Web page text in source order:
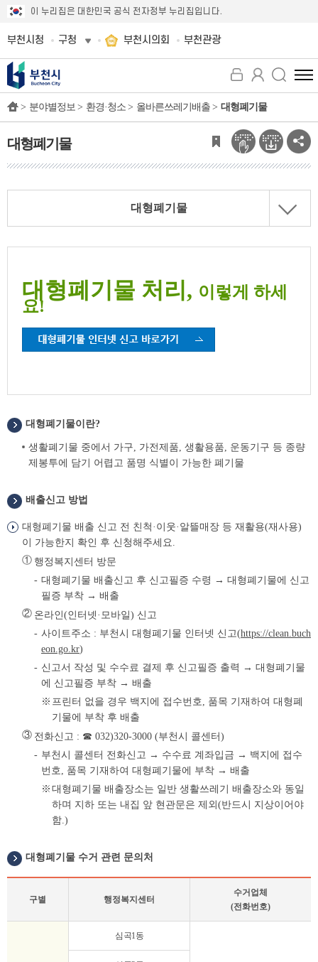
이 누리집은 대한민국 공식 전자정부 누리집입니다.
부천시청 구청 부천시의회 부천관광
전
체
뉴
보
기
> 분야별정보 > 환경·청소 > 올바른쓰레기배출 > 대형폐기물
대형폐기물
대형폐기물
대형폐기물 처리, 이렇게 하세
요!
대형폐기물이란?
생활폐기물 중에서 가구, 가전제품, 생활용품, 운동기구 등 종량
제봉투에 담기 어렵고 품명 식별이 가능한 폐기물
배출신고 방법
대형폐기물 배출 신고 전 친척·이웃·알뜰매장 등 재활용(재사용)
이 가능한지 확인 후 신청해주세요.
① 행정복지센터 방문
대형폐기물 배출신고 후 신고필증 수령 → 대형폐기물에 신고
필증 부착 → 배출
② 온라인(인터넷·모바일) 신고
사이트주소 : 부천시 대형폐기물 인터넷 신고(https://clean.buch
eon.go.kr)
신고서 작성 및 수수료 결제 후 신고필증 출력 → 대형폐기물
에 신고필증 부착 → 배출
프린터 없을 경우 백지에 접수번호, 품목 기재하여 대형폐
기물에 부착 후 배출
③ 전화신고 : ☎ 032)320-3000 (부천시 콜센터)
부천시 콜센터 전화신고 → 수수료 계좌입금 → 백지에 접수
번호, 품목 기재하여 대형폐기물에 부착 → 배출
대형폐기물 배출장소는 일반 생활쓰레기 배출장소와 동일
하며 지하 또는 내집 앞 현관문은 제외(반드시 지상이어야
함.)
대형폐기물 수거 관련 문의처
구별 행정복지센터
수거업체
(전화번호)
심곡1동